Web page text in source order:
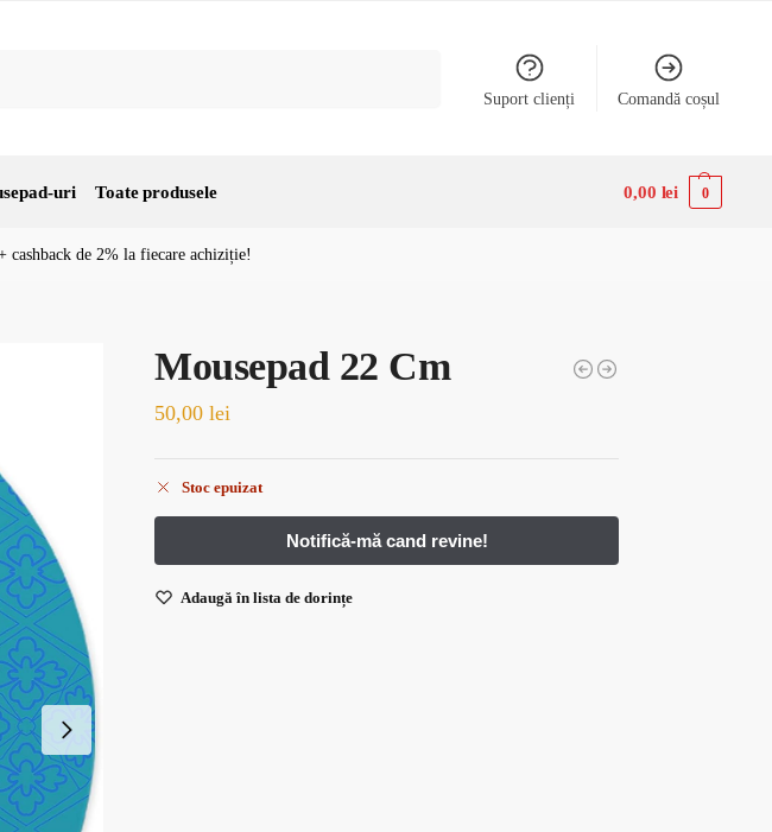
Suport clienți Comandă coșul
uri Toate produsele 0,00 lei 0
cashback de 2% la fiecare achiziție!
Mousepad 22 Cm
50,00lei
Stoc epuizat
Adaugă în lista de dorințe